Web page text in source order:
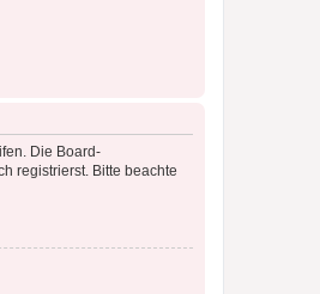
Die Board-
registrierst. Bitte beachte